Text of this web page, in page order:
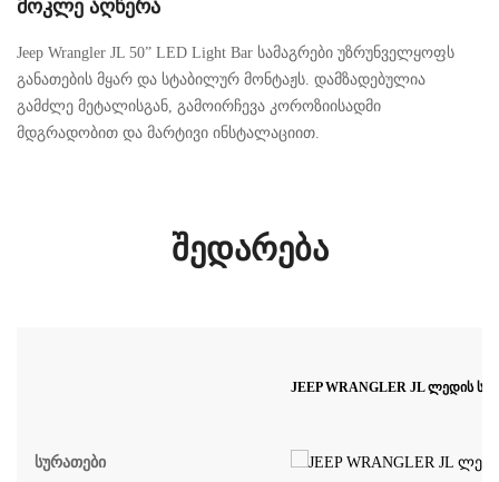
მოკლე აღწერა
Jeep Wrangler JL 50” LED Light Bar სამაგრები უზრუნველყოფს
განათების მყარ და სტაბილურ მონტაჟს. დამზადებულია
გამძლე მეტალისგან, გამოირჩევა კოროზიისადმი
მდგრადობით და მარტივი ინსტალაციით.
შედარება
JEEP WRANGLER JL ლედის
Სურათები